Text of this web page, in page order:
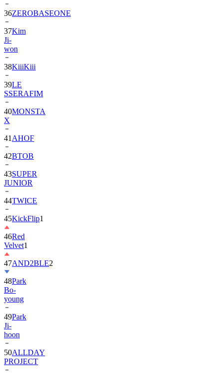
36ZEROBASEONE
37Kim
Ji-
won
38KiiiKiii
39LE
SSERAFIM
40MONSTA
X
41 AHOF
42BTOB
43SUPER
JUNIOR
44TWICE
45KickFlip1
46Red
Velvet1
47AND2BLE2
48Park
Bo-
young
49Park
Ji-
hoon
50ALLDAY
PROJECT